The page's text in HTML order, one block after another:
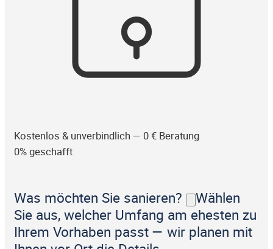
Kostenlos & unverbindlich — 0 € Beratung
0% geschafft
Was möchten Sie sanieren?
Wählen
Sie aus, welcher Umfang am ehesten zu
Ihrem Vorhaben passt — wir planen mit